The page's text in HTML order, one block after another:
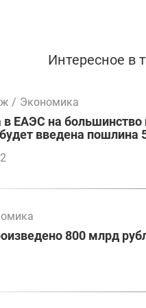
Интересное в
/ Экономика
в ЕАЭС на
введена пошлина
800 млрд